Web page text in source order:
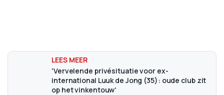
'Vervelende privésituatie voor ex-
international Luuk de Jong (35): oude club zit
op het vinkentouw'